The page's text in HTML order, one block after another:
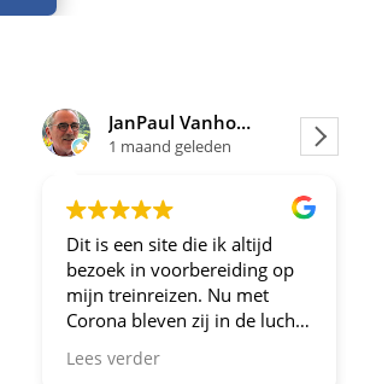
JanPaul Vanhoven
1 maand geleden
Dit is een site die ik altijd
bezoek in voorbereiding op
mijn treinreizen. Nu met
Corona bleven zij in de lucht.
Bravo en ga zo door! En nu
zijn we een aantal jaren
Lees verder